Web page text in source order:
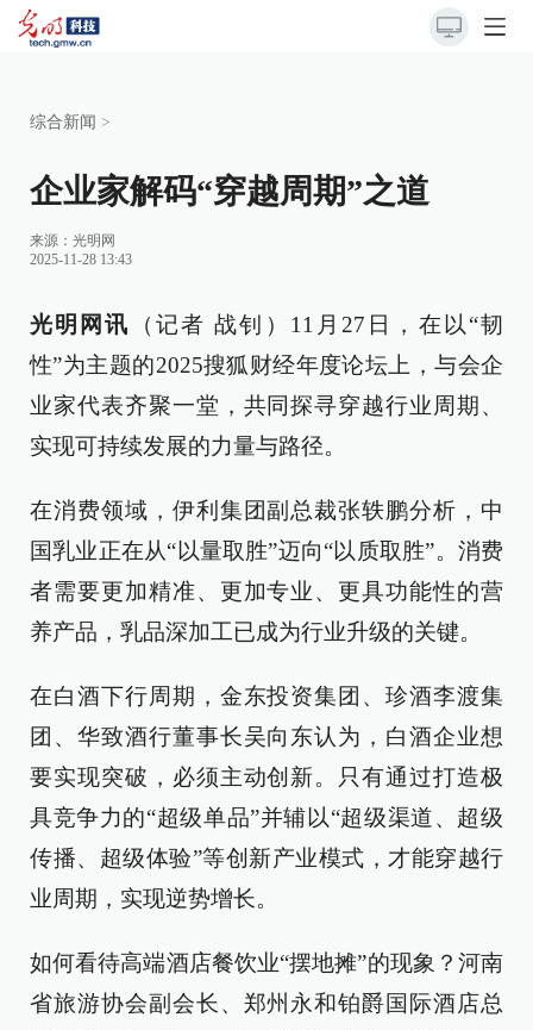
综合新闻 >
企业家解码“穿越周期”之道
来源：光明网
2025-11-28 13:43
光明网讯
（记者 战钊）11月27日，在以“韧
性”为主题的2025搜狐财经年度论坛上，与会企
业家代表齐聚一堂，共同探寻穿越行业周期、
实现可持续发展的力量与路径。
在消费领域，伊利集团副总裁张轶鹏分析，中
国乳业正在从“以量取胜”迈向“以质取胜”。消费
者需要更加精准、更加专业、更具功能性的营
养产品，乳品深加工已成为行业升级的关键。
在白酒下行周期，金东投资集团、珍酒李渡集
团、华致酒行董事长吴向东认为，白酒企业想
要实现突破，必须主动创新。只有通过打造极
具竞争力的“超级单品”并辅以“超级渠道、超级
传播、超级体验”等创新产业模式，才能穿越行
业周期，实现逆势增长。
如何看待高端酒店餐饮业“摆地摊”的现象？河南
省旅游协会副会长、郑州永和铂爵国际酒店总